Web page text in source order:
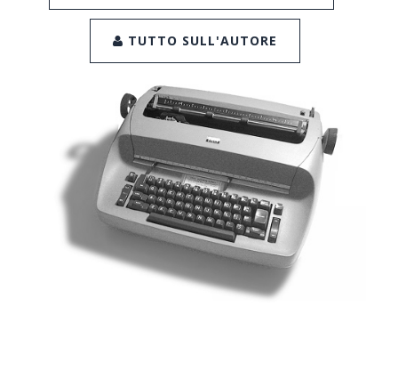
TUTTO SULL'AUTORE